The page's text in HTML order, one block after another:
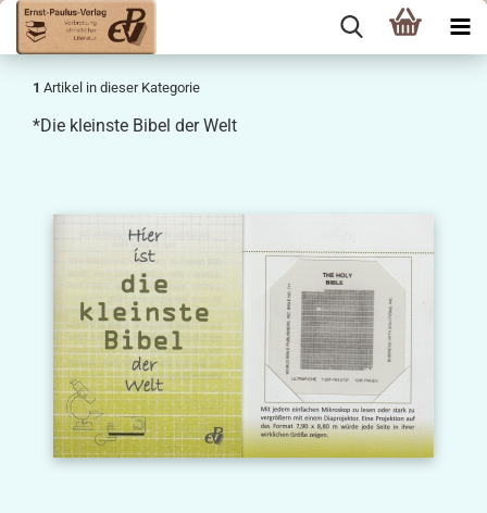
1 Artikel in dieser Kategorie
*Die kleinste Bibel der Welt